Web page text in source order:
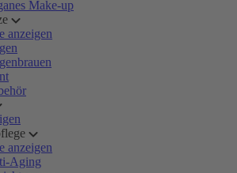
Make-up
anzeigen
anzeigen
Aging